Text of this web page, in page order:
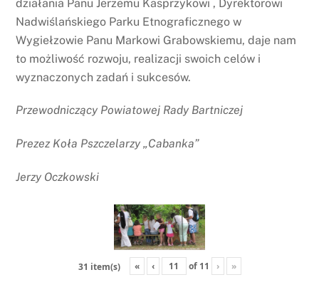
działania Panu Jerzemu Kasprzykowi , Dyrektorowi
Nadwiślańskiego Parku Etnograficznego w
Wygiełzowie Panu Markowi Grabowskiemu, daje nam
to możliwość rozwoju, realizacji swoich celów i
wyznaczonych zadań i sukcesów.
Przewodniczący Powiatowej Rady Bartniczej
Prezez Koła Pszczelarzy „Cabanka”
Jerzy Oczkowski
31 item(s) « ‹ of 11 › »